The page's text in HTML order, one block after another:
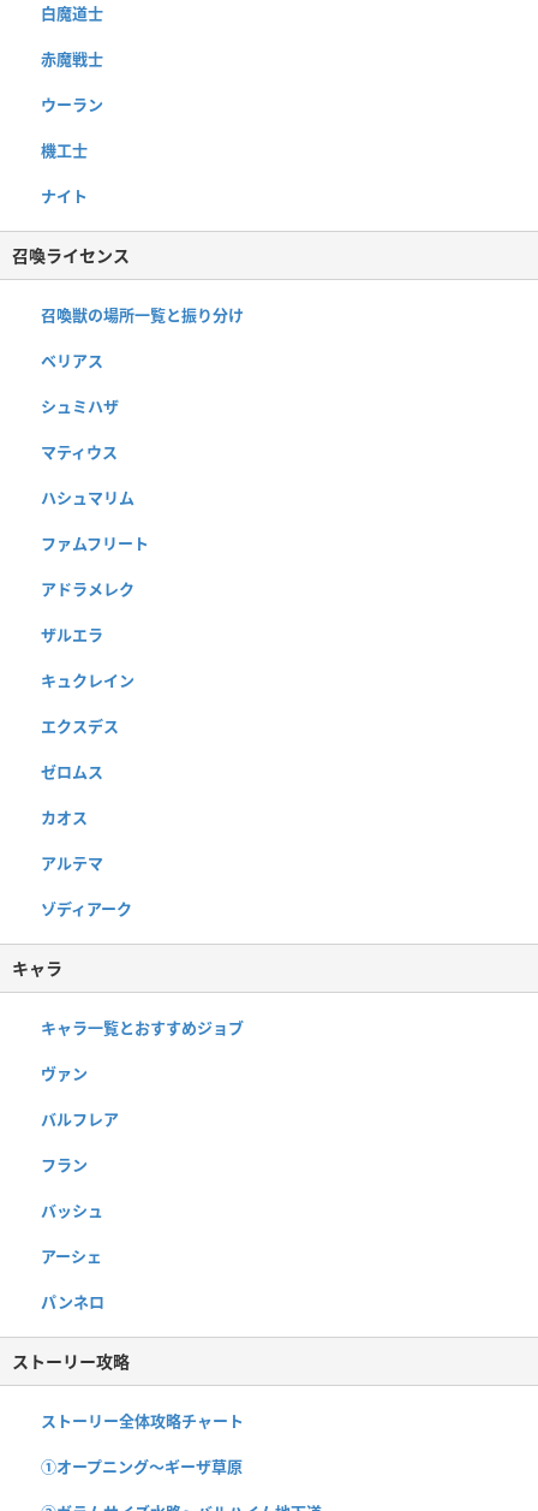
白魔道士
赤魔戦士
ウーラン
機工士
ナイト
召喚ライセンス
召喚獣の場所一覧と振り分け
ベリアス
シュミハザ
マティウス
ハシュマリム
ファムフリート
アドラメレク
ザルエラ
キュクレイン
エクスデス
ゼロムス
カオス
アルテマ
ゾディアーク
キャラ
キャラ一覧とおすすめジョブ
ヴァン
バルフレア
フラン
バッシュ
アーシェ
パンネロ
ストーリー攻略
ストーリー全体攻略チャート
①オープニング〜ギーザ草原